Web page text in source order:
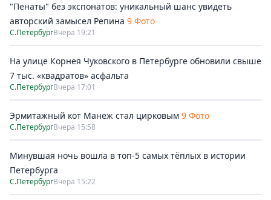
"Пенаты" без экспонатов: уникальный шанс увидеть
авторский замысел Репина 9 Фото
С.ПетербургВчера 19:21
На улице Корнея Чуковского в Петербурге обновили свыше
7 тыс. «квадратов» асфальта
С.ПетербургВчера 17:01
Эрмитажный кот Манеж стал цирковым 9 Фото
С.ПетербургВчера 15:58
Минувшая ночь вошла в топ-5 самых тёплых в истории
Петербурга
С.ПетербургВчера 15:22